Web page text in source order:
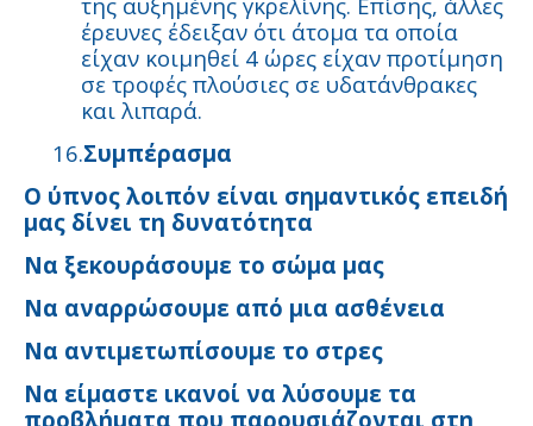
έρευνες έδειξαν ότι άτομα τα οποία
είχαν κοιμηθεί 4 ώρες είχαν προτίμηση
σε τροφές πλούσιες σε υδατάνθρακες
και λιπαρά.
16.Συμπέρασμα
Ο ύπνος λοιπόν είναι σημαντικός επειδή
μας δίνει τη δυνατότητα
Να ξεκουράσουμε το σώμα μας
Να αναρρώσουμε από μια ασθένεια
Να αντιμετωπίσουμε το στρες
Να είμαστε ικανοί να λύσουμε τα
προβλήματα που παρουσιάζονται στη